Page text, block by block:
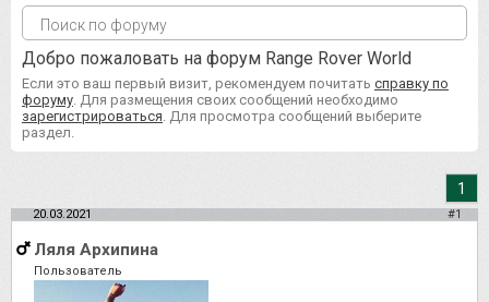
Добро пожаловать на форум Range Rover World
Если это ваш первый визит, рекомендуем почитать справку по
форуму . Для размещения своих сообщений необходимо
зарегистрироваться . Для просмотра сообщений выберите
раздел.
1
20.03.2021 #1
Ляля Архипина
Пользователь